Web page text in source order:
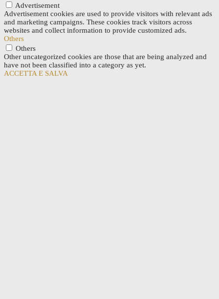
Advertisement
Advertisement cookies are used to provide visitors with relevant ads
and marketing campaigns. These cookies track visitors across
websites and collect information to provide customized ads.
Others
Others
Other uncategorized cookies are those that are being analyzed and
have not been classified into a category as yet.
ACCETTA E SALVA